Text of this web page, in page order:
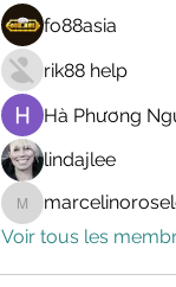
fo88asia
rik88 help
Hà Phương
lindajlee
marcelinoroselee
Voir tous les